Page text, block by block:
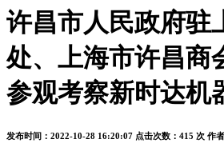
许昌市人民政府驻
处、上海市许昌商
参观考察新时达机
发布时间：2022-10-28 16:20:07 点击次数：415 次 作